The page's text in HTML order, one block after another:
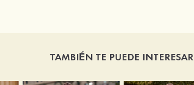
TAMBIÉN TE PUEDE INTERESAR